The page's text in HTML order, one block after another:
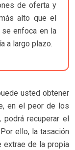
de oferta y
alto que el
se enfoca en la
a largo plazo.
usted obtener
en el peor de los
podrá recuperar el
ello, la tasación
extrae de la propia